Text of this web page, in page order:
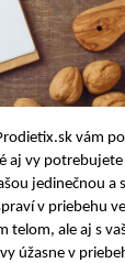
vám
aj vy potrebujete
jedinečnou a
v priebehu
telom, ale aj s
úžasne v